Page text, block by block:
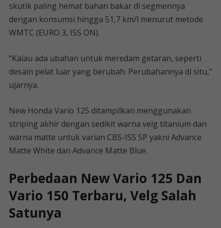
skutik paling hemat bahan bakar di segmennya
dengan konsumsi hingga 51,7 km/l menurut metode
WMTC (EURO 3, ISS ON).
“Kalau ada ubahan untuk meredam getaran, seperti
desain pelat luar yang berubah. Perubahannya di situ,”
ujarnya.
New Honda Vario 125 ditampilkan menggunakan
striping akhir dengan sedikit warna velg titanium dan
warna matte untuk varian CBS-ISS SP yakni Advance
Matte White dan Advance Matte Blue.
Perbedaan New Vario 125 Dan
Vario 150 Terbaru, Velg Salah
Satunya